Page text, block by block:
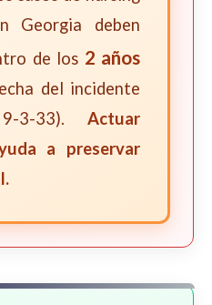
Georgia deben
de los 2 años
del incidente
3-33). Actuar
a preservar